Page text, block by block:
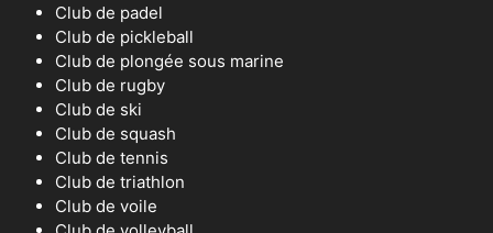
Club de padel
Club de pickleball
Club de plongée sous marine
Club de rugby
Club de ski
Club de squash
Club de tennis
Club de triathlon
Club de voile